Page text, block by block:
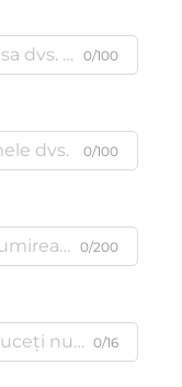
0/100
0/100
0/200
0/16